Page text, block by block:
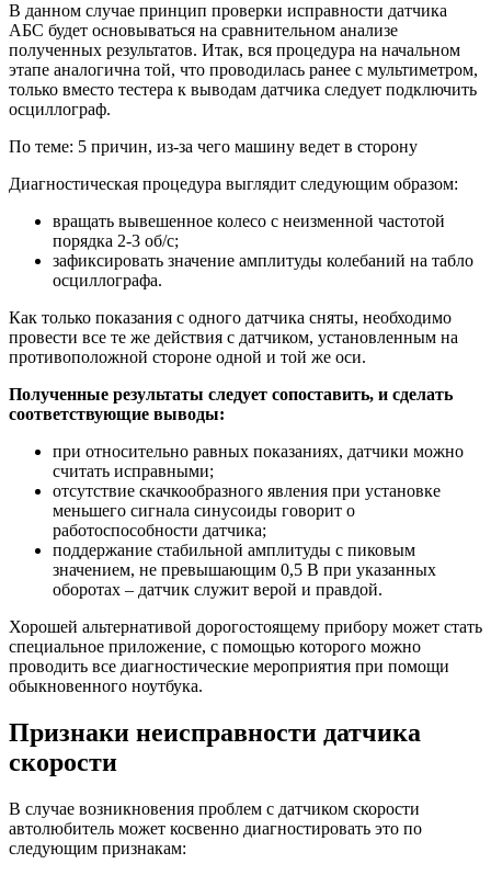
В данном случае принцип проверки исправности датчика
АБС будет основываться на сравнительном анализе
полученных результатов. Итак, вся процедура на начальном
этапе аналогична той, что проводилась ранее с мультиметром,
только вместо тестера к выводам датчика следует подключить
осциллограф.
По теме: 5 причин, из-за чего машину ведет в сторону
Диагностическая процедура выглядит следующим образом:
вращать вывешенное колесо с неизменной частотой
порядка 2-3 об/с;
зафиксировать значение амплитуды колебаний на табло
осциллографа.
Как только показания с одного датчика сняты, необходимо
провести все те же действия с датчиком, установленным на
противоположной стороне одной и той же оси.
Полученные результаты следует сопоставить, и сделать
соответствующие выводы:
при относительно равных показаниях, датчики можно
считать исправными;
отсутствие скачкообразного явления при установке
меньшего сигнала синусоиды говорит о
работоспособности датчика;
поддержание стабильной амплитуды с пиковым
значением, не превышающим 0,5 В при указанных
оборотах – датчик служит верой и правдой.
Хорошей альтернативой дорогостоящему прибору может стать
специальное приложение, с помощью которого можно
проводить все диагностические мероприятия при помощи
обыкновенного ноутбука.
Признаки неисправности датчика
скорости
В случае возникновения проблем с датчиком скорости
автолюбитель может косвенно диагностировать это по
следующим признакам: